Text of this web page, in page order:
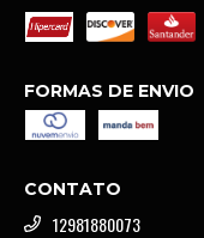
FORMAS DE ENVIO
CONTATO
12981880073